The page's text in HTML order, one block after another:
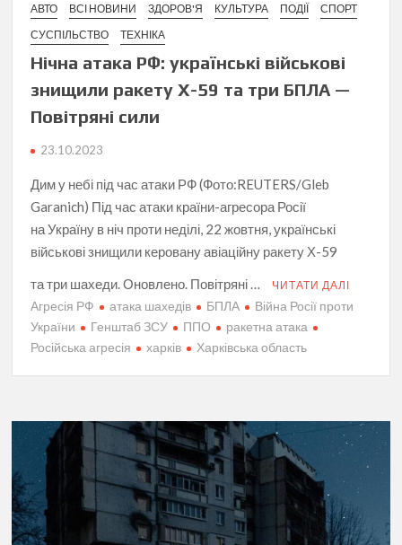
АВТО ВСІ НОВИНИ ЗДОРОВ'Я КУЛЬТУРА ПОДІЇ
СПОРТ
СУСПІЛЬСТВО
ТЕХНІКА
Нічна атака РФ: українські військові
знищили ракету Х-59 та три БПЛА —
Повітряні сили
23.10.2023
Дим у небі під час атаки РФ (Фото:REUTERS/Gleb
Garanich) Під час атаки країни-агресора Росії
на Україну в ніч проти неділі, 22 жовтня, українські
військові знищили керовану авіаційну ракету Х-59
та три шахеди. Оновлено. Повітряні …
ЧИТАТИ ДАЛІ
Агресія РФ атака шахедів БПЛА
Війна Росії проти
України
Генштаб ЗСУ ППО
ракетна атака
Російська агресія
харків Харківська область